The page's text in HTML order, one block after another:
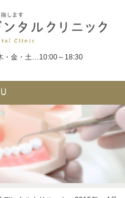
・金・土…10:00～18:30